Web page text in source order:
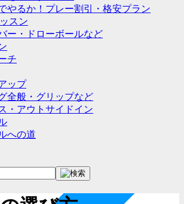
やるか！プレー割引・格安プラン
スン
ー・ドローボールなど
チ
ップ
全般・グリップなど
・アウトサイドイン
への道